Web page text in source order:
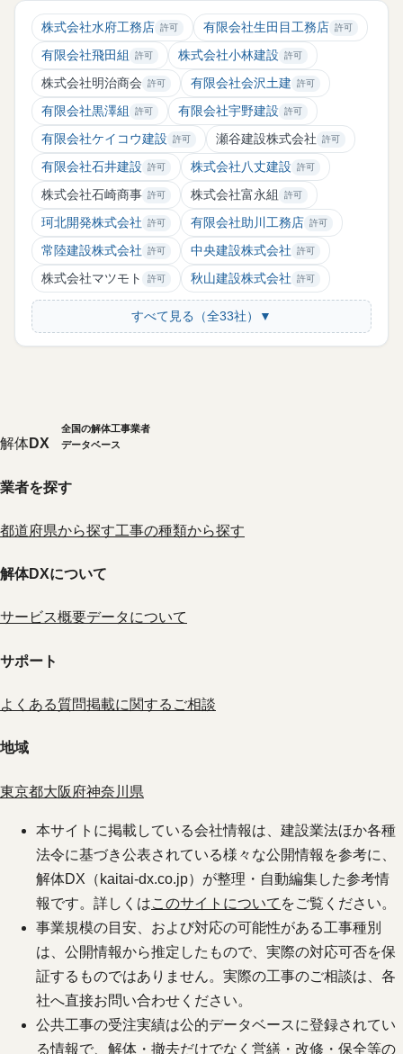
株式会社水府工務店 許可 有限会社生田目工務店 許可
有限会社飛田組 許可 株式会社小林建設 許可
株式会社明治商会 許可 有限会社会沢土建 許可
有限会社黒澤組 許可 有限会社宇野建設 許可
有限会社ケイコウ建設 許可 瀬谷建設株式会社 許可
有限会社石井建設 許可 株式会社八丈建設 許可
株式会社石崎商事 許可 株式会社富永組 許可
珂北開発株式会社 許可 有限会社助川工務店 許可
常陸建設株式会社 許可 中央建設株式会社 許可
株式会社マツモト 許可 秋山建設株式会社 許可
すべて見る（全33社）▼
解体DX
全国の解体工事業者
データベース
業者を探す
都道府県から探す工事の種類から探す
解体DXについて
サービス概要データについて
サポート
よくある質問掲載に関するご相談
地域
東京都大阪府神奈川県
本サイトに掲載している会社情報は、建設業法ほか各種
法令に基づき公表されている様々な公開情報を参考に、
解体DX（kaitai-dx.co.jp）が整理・自動編集した参考情
報です。詳しくはこのサイトについて をご覧ください。
事業規模の目安、および対応の可能性がある工事種別
は、公開情報から推定したもので、実際の対応可否を保
証するものではありません。実際の工事のご相談は、各
社へ直接お問い合わせください。
公共工事の受注実績は公的データベースに登録されてい
る情報で、解体・撤去だけでなく営繕・改修・保全等の